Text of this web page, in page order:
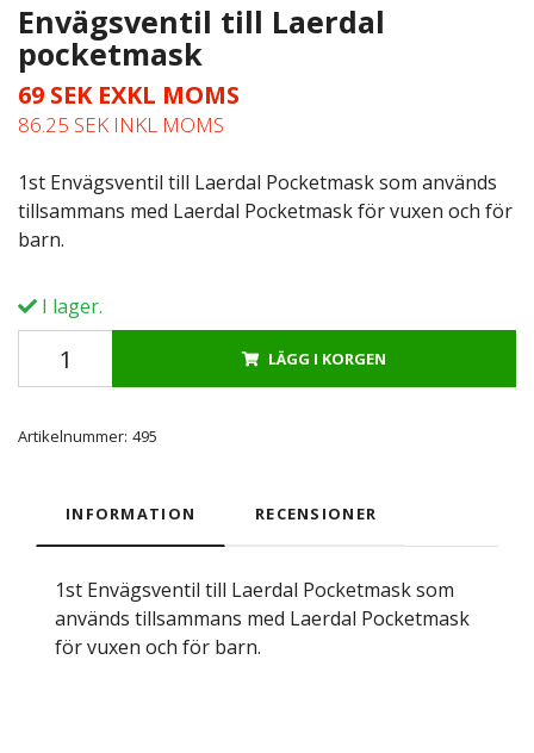
Envägsventil till Laerdal
pocketmask
69 SEK EXKL MOMS
86.25 SEK INKL MOMS
1st Envägsventil till Laerdal Pocketmask som används
tillsammans med Laerdal Pocketmask för vuxen och för
barn.
I lager.
LÄGG I KORGEN
Artikelnummer: 495
INFORMATION RECENSIONER
1st Envägsventil till Laerdal Pocketmask som
används tillsammans med Laerdal Pocketmask
för vuxen och för barn.